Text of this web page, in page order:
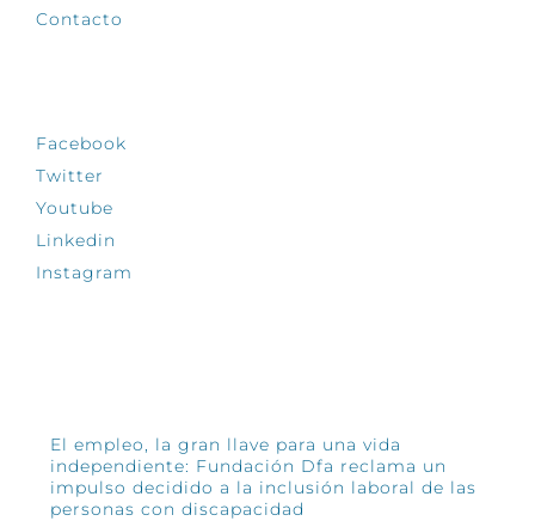
Contacto
Facebook
Twitter
Youtube
Linkedin
Instagram
El empleo, la gran llave para una vida
independiente: Fundación Dfa reclama un
impulso decidido a la inclusión laboral de las
personas con discapacidad